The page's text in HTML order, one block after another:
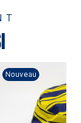
Nouveau